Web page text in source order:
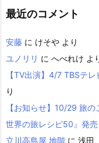
最近のコメント
安藤 に けそや より
ユノリリ に へべれけ よ
【TV出演】4/7 TBSテ
り
【お知らせ】10/29 旅
世界の旅レシピ50』発売
立川高島屋 地階 に 浅田